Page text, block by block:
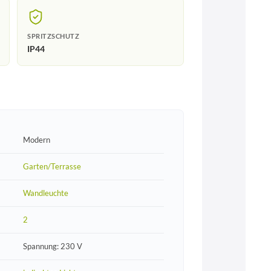
SPRITZSCHUTZ
IP44
Modern
Garten/Terrasse
Wandleuchte
2
Spannung: 230 V